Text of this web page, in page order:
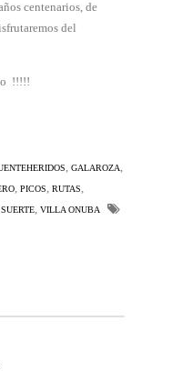
centenarios, de
del
!!!!!
GALAROZA
PICOS RUTAS
SUERTE VILLA ONUBA